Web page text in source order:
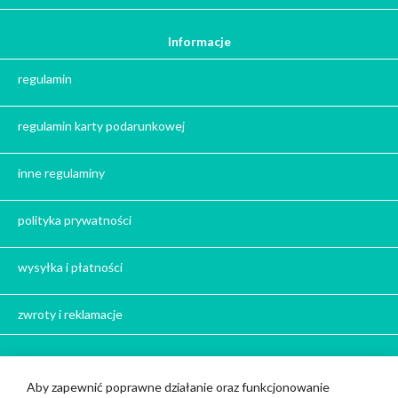
Ile gram ma łyżeczka do herbaty?
Prezent na święta
Prezent dla chłopaka na święta
Prezent dla koleżanki na święta
Prezent dla mamy na święta
Prezent dla brata na święta
Informacje
regulamin
regulamin karty podarunkowej
inne regulaminy
polityka prywatności
wysyłka i płatności
zwroty i reklamacje
Bądź z nami w kontakcie
Aby zapewnić poprawne działanie oraz funkcjonowanie